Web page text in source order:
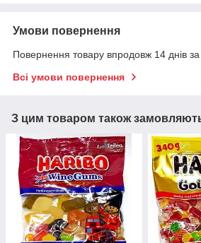
Умови повернення
Повернення товару впродовж 14 днів
Всі умови повернення
З цим товаром також